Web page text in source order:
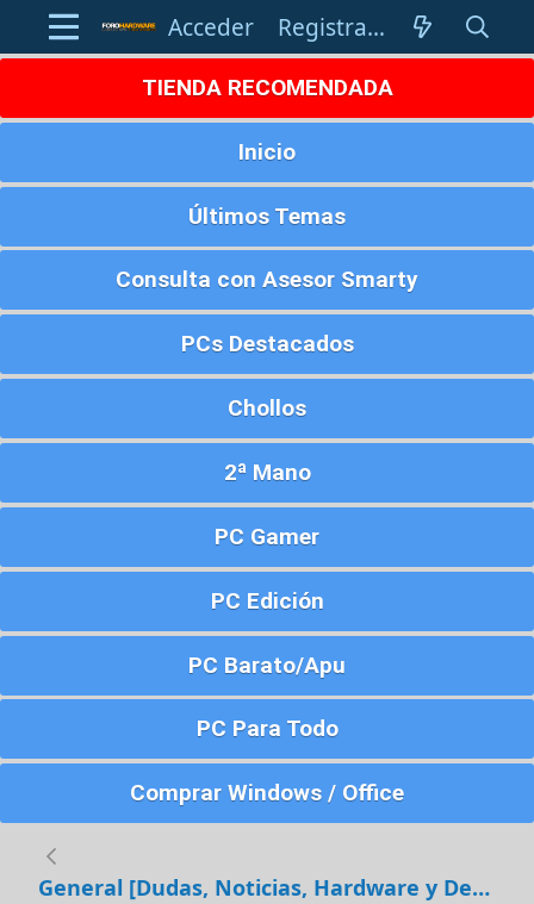
Acceder Registrarse
TIENDA RECOMENDADA
Inicio
Últimos Temas
Consulta con Asesor Smarty
PCs Destacados
Chollos
2ª Mano
PC Gamer
PC Edición
PC Barato/Apu
PC Para Todo
Comprar Windows / Office
General [Dudas, Noticias, Hardware y Debates]